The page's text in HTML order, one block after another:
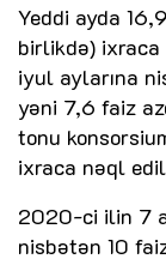
Yeddi ayda
birlikdə)
iyul aylarına
yəni 7,6 faiz
tonu
ixraca nəql
2020-ci ilin 7
nisbətən 10